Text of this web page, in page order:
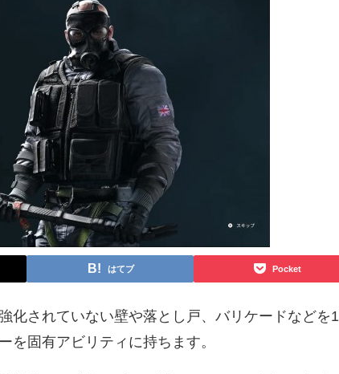
はてブ Pocket
化されていない壁や落とし戸、バリケードなどを1
を固有アビリティに持ちます。